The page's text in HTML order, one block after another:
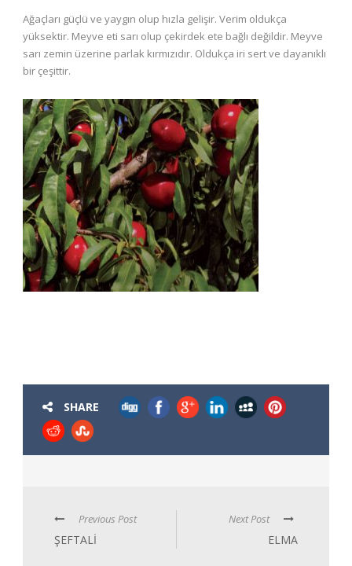
Ağaçları güçlü ve yaygın olup hızla gelişir. Verim oldukça
yüksektir. Meyve eti sarı olup çekirdek ete bağlı değildir. Meyve
sarı zemin üzerine parlak kırmızıdır. Oldukça iri sert ve dayanıklı
bir çeşittir.
SHARE
Previous Post
ŞEFTALİ
Next Post
ELMA